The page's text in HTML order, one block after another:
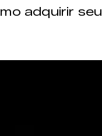
adquirir seu